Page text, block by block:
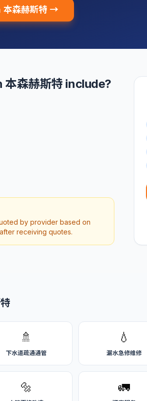
本森赫斯特 →
本森赫斯特 include?
by provider based on
receiving quotes.
🚿
下水道疏通通管
💧
漏水急修维修
🔩 🚛